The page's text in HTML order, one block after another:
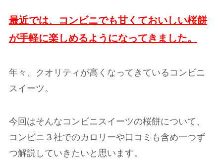
最近では、コンビニでも甘くておいしい桜餅
が手軽に楽しめるようになってきました。
年々、クオリティが高くなってきているコンビニ
スイーツ。
今回はそんなコンビニスイーツの桜餅について、
コンビニ３社でのカロリーや口コミも含め一つず
つ解説していきたいと思います。